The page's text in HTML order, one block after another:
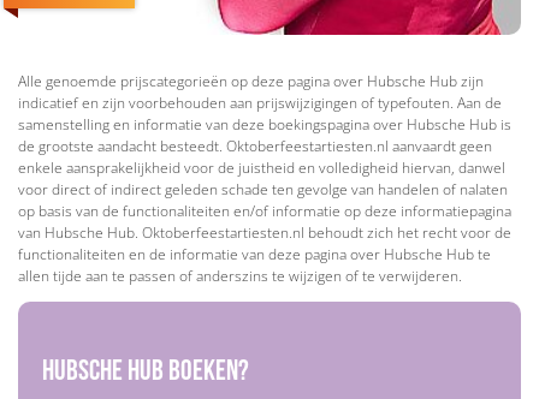
Alle genoemde prijscategorieën op deze pagina over Hubsche Hub zijn
indicatief en zijn voorbehouden aan prijswijzigingen of typefouten. Aan de
samenstelling en informatie van deze boekingspagina over Hubsche Hub is
de grootste aandacht besteedt. Oktoberfeestartiesten.nl aanvaardt geen
enkele aansprakelijkheid voor de juistheid en volledigheid hiervan, danwel
voor direct of indirect geleden schade ten gevolge van handelen of nalaten
op basis van de functionaliteiten en/of informatie op deze informatiepagina
van Hubsche Hub. Oktoberfeestartiesten.nl behoudt zich het recht voor de
functionaliteiten en de informatie van deze pagina over Hubsche Hub te
allen tijde aan te passen of anderszins te wijzigen of te verwijderen.
Hubsche Hub boeken?